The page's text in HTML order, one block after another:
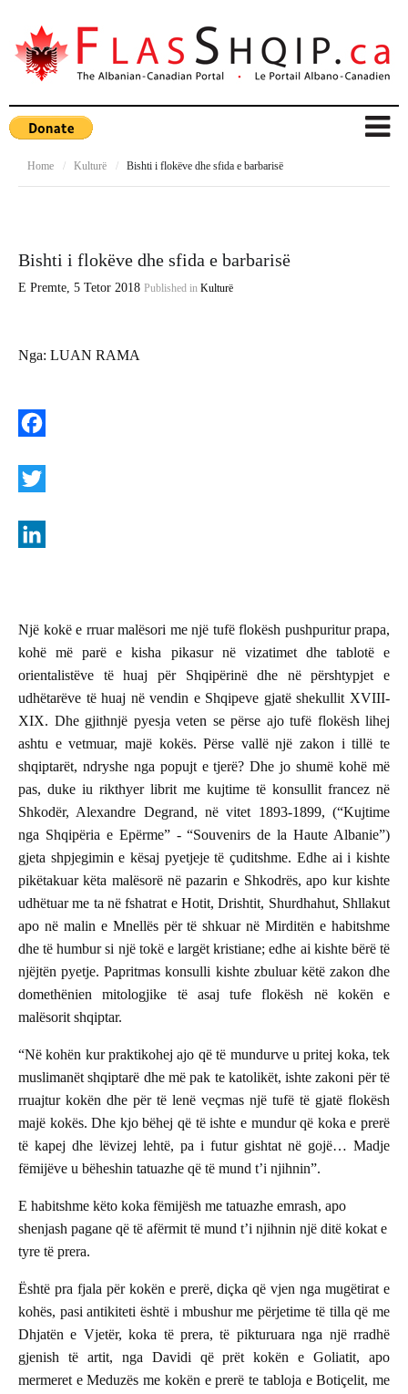
Home / Kulturë / Bishti i flokëve dhe sfida e barbarisë
Bishti i flokëve dhe sfida e barbarisë
E Premte, 5 Tetor 2018 Published in Kulturë
Nga: LUAN RAMA
a
ew
re
d
I
n
Një kokë e rruar malësori me një tufë flokësh pushpuritur prapa,
kohë më parë e kisha pikasur në vizatimet dhe tablotë e
orientalistëve të huaj për Shqipërinë dhe në përshtypjet e
udhëtarëve të huaj në vendin e Shqipeve gjatë shekullit XVIII-
XIX. Dhe gjithnjë pyesja veten se përse ajo tufë flokësh lihej
ashtu e vetmuar, majë kokës. Përse vallë një zakon i tillë te
shqiptarët, ndryshe nga popujt e tjerë? Dhe jo shumë kohë më
pas, duke iu rikthyer librit me kujtime të konsullit francez në
Shkodër, Alexandre Degrand, në vitet 1893-1899, (“Kujtime
nga Shqipëria e Epërme” - “Souvenirs de la Haute Albanie”)
gjeta shpjegimin e kësaj pyetjeje të çuditshme. Edhe ai i kishte
pikëtakuar këta malësorë në pazarin e Shkodrës, apo kur kishte
udhëtuar me ta në fshatrat e Hotit, Drishtit, Shurdhahut, Shllakut
apo në malin e Mnellës për të shkuar në Mirditën e habitshme
dhe të humbur si një tokë e largët kristiane; edhe ai kishte bërë të
njëjtën pyetje. Papritmas konsulli kishte zbuluar këtë zakon dhe
domethënien mitologjike të asaj tufe flokësh në kokën e
malësorit shqiptar.
“Në kohën kur praktikohej ajo që të mundurve u pritej koka, tek
muslimanët shqiptarë dhe më pak te katolikët, ishte zakoni për të
rruajtur kokën dhe për të lenë veçmas një tufë të gjatë flokësh
majë kokës. Dhe kjo bëhej që të ishte e mundur që koka e prerë
të kapej dhe lëvizej lehtë, pa i futur gishtat në gojë… Madje
fëmijëve u bëheshin tatuazhe që të mund t’i njihnin”.
E habitshme këto koka fëmijësh me tatuazhe emrash, apo
shenjash pagane që të afërmit të mund t’i njihnin një ditë kokat e
tyre të prera.
Është pra fjala për kokën e prerë, diçka që vjen nga mugëtirat e
kohës, pasi antikiteti është i mbushur me përjetime të tilla që me
Dhjatën e Vjetër, koka të prera, të pikturuara nga një rradhë
gjenish të artit, nga Davidi që prët kokën e Goliatit, apo
mermeret e Meduzës me kokën e prerë te tabloja e Botiçelit, me